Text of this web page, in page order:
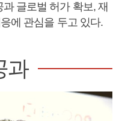
글로벌 허가 확보, 재
에 관심을 두고 있다.
과